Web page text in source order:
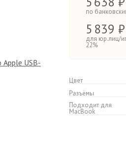
по
5 839 ₽
для юр.лиц/
22%
Цвет
Разъёмы
Подходит для
MacBook